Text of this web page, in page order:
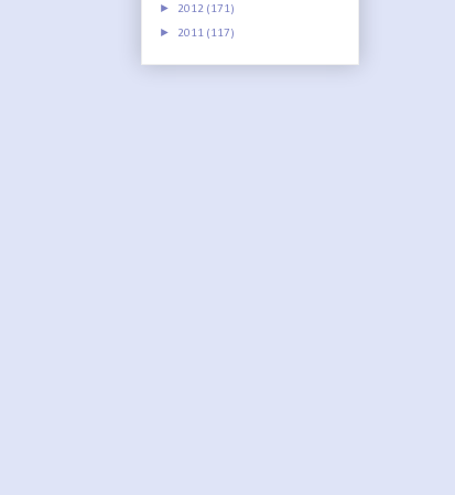
► 2012 (171)
► 2011 (117)